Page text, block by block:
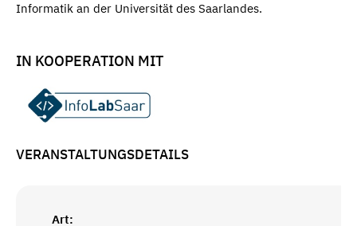
Informatik an der Universität des Saarlandes.
IN KOOPERATION MIT
VERANSTALTUNGSDETAILS
Art: